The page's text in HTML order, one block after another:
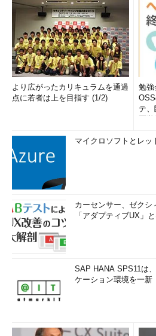
より広がったカリキュラムを通過
点に若者は上を目指す (1/2)
勉強
テ
マイクロソフトとレッ
カーセンサー、ゼクシ
「アダプティブUX」
SAP HANA SPS11は
ケーション環境を一新